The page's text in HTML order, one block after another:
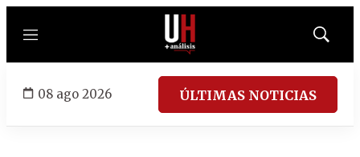
Menú
Mostrar
08 ago 2026 ÚLTIMAS NOTICIAS